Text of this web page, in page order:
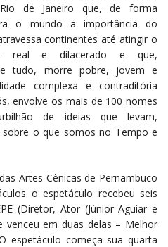
de Janeiro que, de forma
o mundo a importância do
continentes até atingir o
real e dilacerado e que,
tudo, morre pobre, jovem e
complexa e contraditória
envolve os mais de 100 nomes
de ideias que levam,
o que somos no Tempo e
Artes Cênicas de Pernambuco
o espetáculo recebeu seis
(Diretor, Ator (Júnior Aguiar e
venceu em duas delas – Melhor
espetáculo começa sua quarta